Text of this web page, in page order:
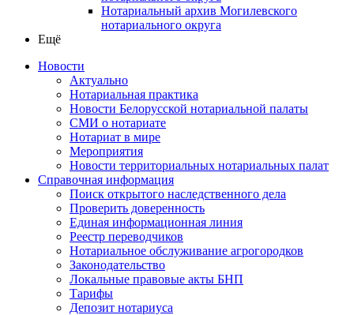
Нотариальный архив Могилевского
нотариального округа
Ещё
Новости
Актуально
Нотариальная практика
Новости Белорусской нотариальной палаты
СМИ о нотариате
Нотариат в мире
Мероприятия
Новости территориальных нотариальных палат
Справочная информация
Поиск открытого наследственного дела
Проверить доверенность
Единая информационная линия
Реестр переводчиков
Нотариальное обслуживание агрогородков
Законодательство
Локальные правовые акты БНП
Тарифы
Депозит нотариуса